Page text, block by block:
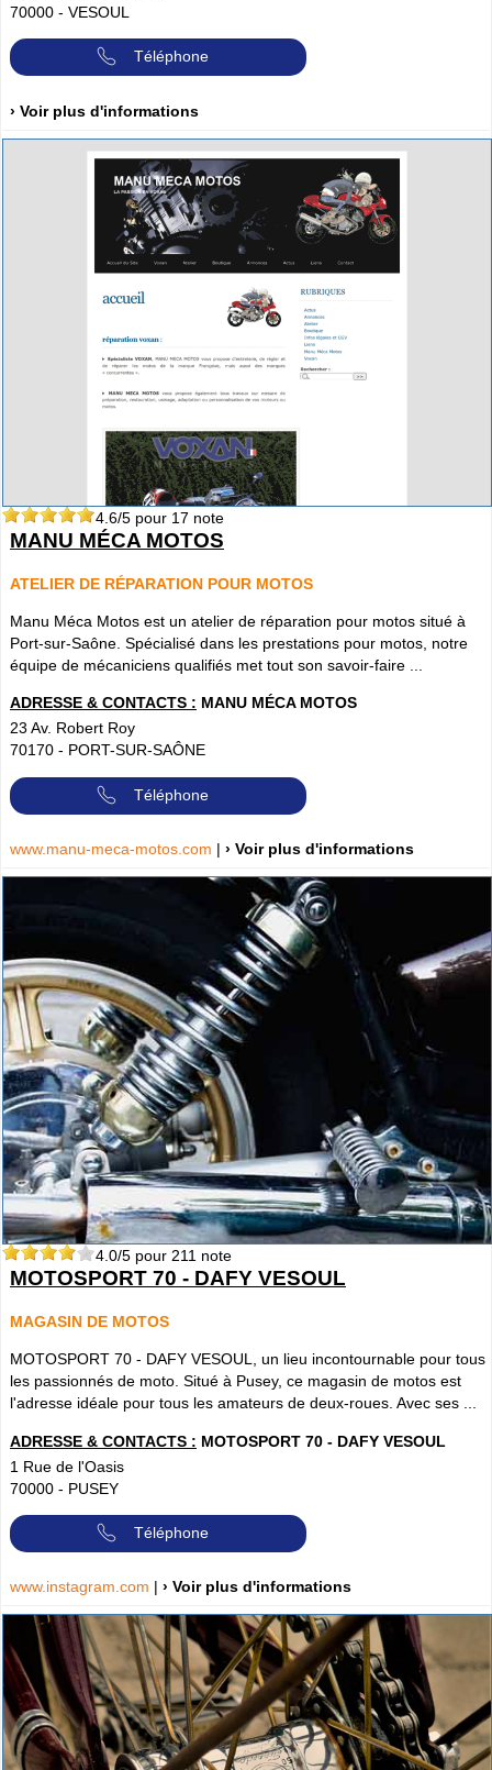
70000 - VESOUL
Téléphone
› Voir plus d'informations
4.6/5 pour 17 note
MANU MÉCA MOTOS
ATELIER DE RÉPARATION POUR MOTOS
Manu Méca Motos est un atelier de réparation pour motos situé à
Port-sur-Saône. Spécialisé dans les prestations pour motos, notre
équipe de mécaniciens qualifiés met tout son savoir-faire ...
ADRESSE & CONTACTS : MANU MÉCA MOTOS
23 Av. Robert Roy
70170 - PORT-SUR-SAÔNE
Téléphone
www.manu-meca-motos.com | › Voir plus d'informations
4.0/5 pour 211 note
MOTOSPORT 70 - DAFY VESOUL
MAGASIN DE MOTOS
MOTOSPORT 70 - DAFY VESOUL, un lieu incontournable pour tous
les passionnés de moto. Situé à Pusey, ce magasin de motos est
l'adresse idéale pour tous les amateurs de deux-roues. Avec ses ...
ADRESSE & CONTACTS : MOTOSPORT 70 - DAFY VESOUL
1 Rue de l'Oasis
70000 - PUSEY
Téléphone
www.instagram.com | › Voir plus d'informations